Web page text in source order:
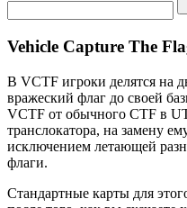
Vehicle Capture The
В VCTF игроки делятся на
вражеский флаг до своей
VCTF от обычного CTF в
транслокатора, на замену
исключением летающей
флаги.
Стандартные карты для